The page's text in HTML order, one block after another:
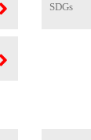
SDGs